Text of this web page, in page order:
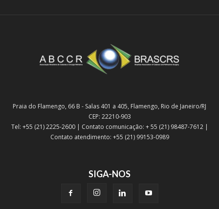
Praia do Flamengo, 66 B - Salas 401 a 405, Flamengo, Rio de Janeiro/RJ
CEP: 22210-903
Tel: +55 (21) 2225-2600 | Contato comunicação: + 55 (21) 98487-7612 |
Contato atendimento: +55 (21) 99153-0989
SIGA-NOS